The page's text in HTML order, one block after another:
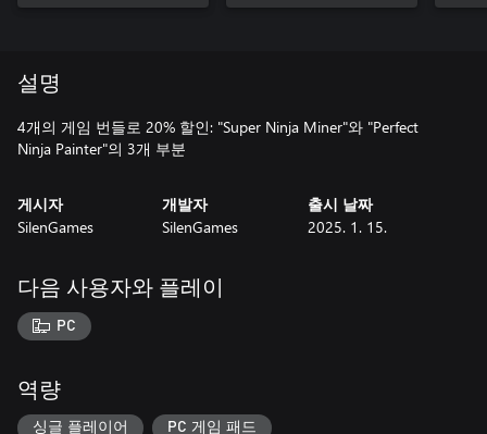
설명
4개의 게임 번들로 20% 할인: "Super Ninja Miner"와 "Perfect
Ninja Painter"의 3개 부분
게시자
SilenGames
개발자
SilenGames
출시 날짜
2025. 1. 15.
다음 사용자와 플레이
PC
역량
싱글 플레이어 PC 게임 패드